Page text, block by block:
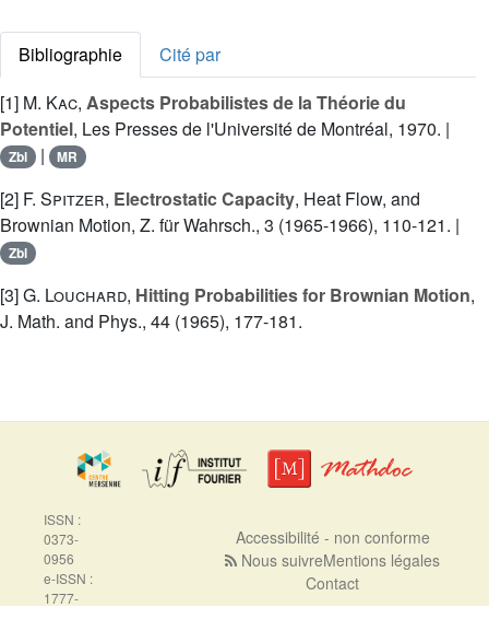
Bibliographie
Cité par
[1] M. Kac, Aspects Probabilistes de la Théorie du
Potentiel, Les Presses de l'Université de Montréal, 1970. |
Zbl | MR
[2] F. Spitzer, Electrostatic Capacity, Heat Flow, and
Brownian Motion, Z. für Wahrsch., 3 (1965-1966), 110-121. |
Zbl
[3]G. Louchard, Hitting Probabilities for Brownian Motion,
J. Math. and Phys., 44 (1965), 177-181.
ISSN :
0373-
0956
e-ISSN :
1777-
Accessibilité - non conforme
Nous suivreMentions légales
Contact